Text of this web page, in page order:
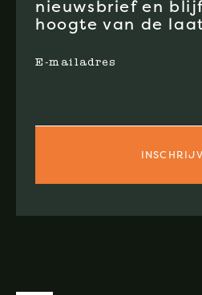
nieuwsbrief en
hoogte van de
E-mailadres